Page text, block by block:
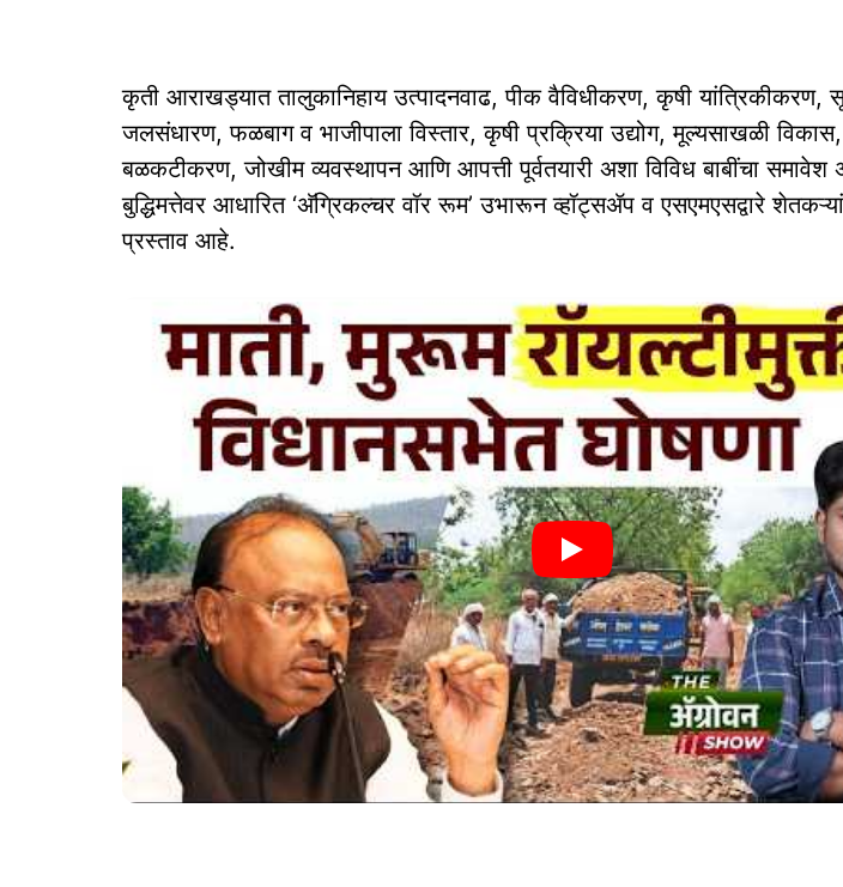
कृती आराखड्यात तालुकानिहाय उत्पादनवाढ, पीक वैविधीकरण, कृषी यांत्रिकीकरण,
जलसंधारण, फळबाग व भाजीपाला विस्तार, कृषी प्रक्रिया उद्योग, मूल्यसाखळी
बळकटीकरण, जोखीम व्यवस्थापन आणि आपत्ती पूर्वतयारी अशा विविध बाबींचा
बुद्धिमत्तेवर आधारित ‘अ‍ॅग्रिकल्चर वॉर रूम’ उभारून व्हॉट्सॲप व एसएमएसद्वारे
प्रस्ताव आहे.